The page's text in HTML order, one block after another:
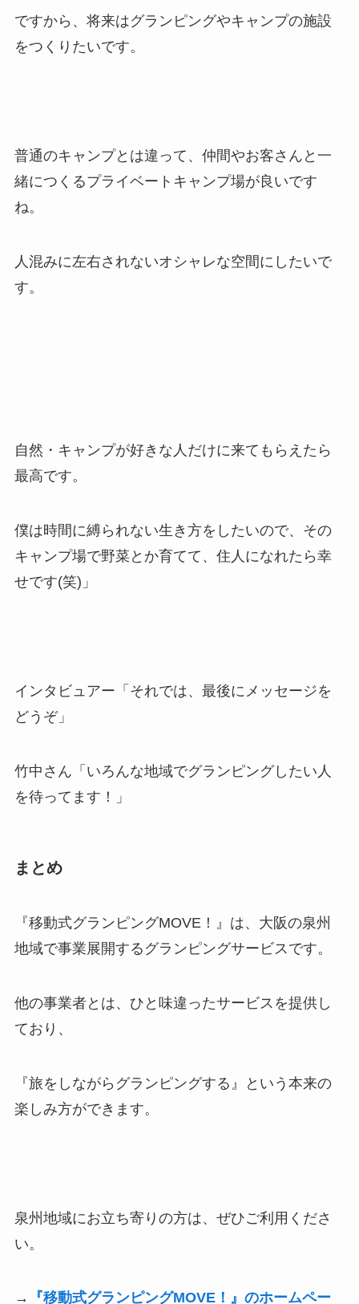
ですから、将来はグランピングやキャンプの施設
をつくりたいです。
普通のキャンプとは違って、仲間やお客さんと一
緒につくるプライベートキャンプ場が良いです
ね。
人混みに左右されないオシャレな空間にしたいで
す。
自然・キャンプが好きな人だけに来てもらえたら
最高です。
僕は時間に縛られない生き方をしたいので、 その
キャンプ場で野菜とか育てて、住人になれたら幸
せです(笑)」
インタビュアー「それでは、最後にメッセージを
どうぞ」
竹中さん「いろんな地域でグランピングしたい人
を待ってます！」
まとめ
『移動式グランピングMOVE！』は、大阪の泉州
地域で事業展開する グランピングサービスです。
他の事業者とは、ひと味違ったサービスを提供し
ており、
『旅をしながらグランピングする』という本来の
楽しみ方ができます。
泉州地域にお立ち寄りの方は、ぜひご利用くださ
い。
→ 『移動式グランピングMOVE！』のホームペー